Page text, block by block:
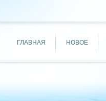
ГЛАВНАЯ НОВОЕ